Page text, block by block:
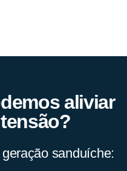
aliviar
sanduíche: